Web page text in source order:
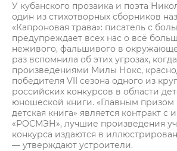
У кубанского прозаика и поэта
один из стихотворных сборников
«Капроновая трава»: писатель с
предупреждает всех нас о всё
неживого, фальшивого в
раз вспомнила об этих угрозах,
произведениями Милы Нокс,
победителя VII сезона одного из
российских конкурсов в области
юношеской книги. «Главным призом
детская книга» является контракт с
«РОСМЭН», лучшие произведения
конкурса издаются в
— утверждают устроители.